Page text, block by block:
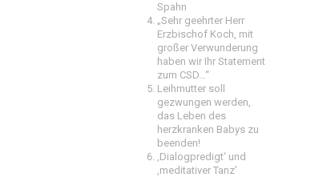
Spahn
„Sehr geehrter Herr
Erzbischof Koch, mit
großer Verwunderung
haben wir Ihr Statement
zum CSD…“
Leihmutter soll
gezwungen werden,
das Leben des
herzkranken Babys zu
beenden!
‚Dialogpredigt‘ und
‚meditativer Tanz’